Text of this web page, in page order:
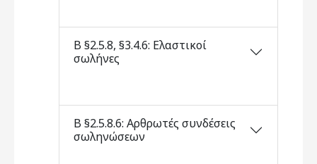
Β §2.5.8, §3.4.6: Ελαστικοί
σωλήνες
Β §2.5.8.6: Αρθρωτές συνδέσεις
σωληνώσεων